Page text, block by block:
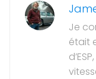
Je
était